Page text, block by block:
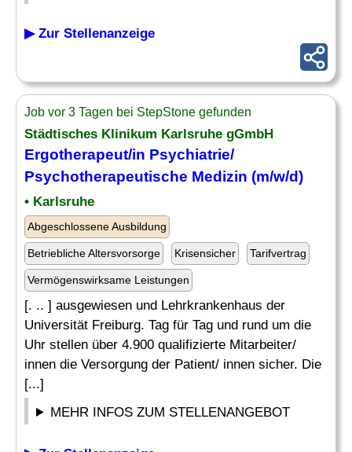
▶ Zur Stellenanzeige
Job vor 3 Tagen bei StepStone gefunden
Städtisches Klinikum Karlsruhe gGmbH
Ergotherapeut/in Psychiatrie/
Psychotherapeutische Medizin (m/w/d)
• Karlsruhe
Abgeschlossene Ausbildung
Betriebliche Altersvorsorge Krisensicher Tarifvertrag
Vermögenswirksame Leistungen
[. .. ] ausgewiesen und Lehrkrankenhaus der
Universität Freiburg. Tag für Tag und rund um die
Uhr stellen über 4.900 qualifizierte Mitarbeiter/
innen die Versorgung der Patient/ innen sicher. Die
[...]
MEHR INFOS ZUM STELLENANGEBOT